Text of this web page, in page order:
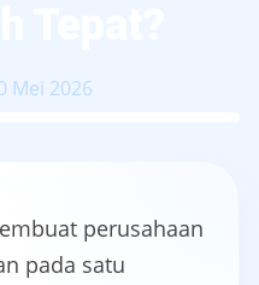
Mei 2026
perusahaan
pada satu